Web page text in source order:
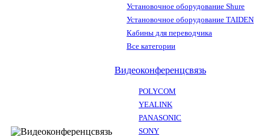
Установочное оборудование Shure
Установочное оборудование TAIDEN
Кабины для переводчика
Все категории
Видеоконференцсвязь
POLYCOM
YEALINK
PANASONIC
SONY